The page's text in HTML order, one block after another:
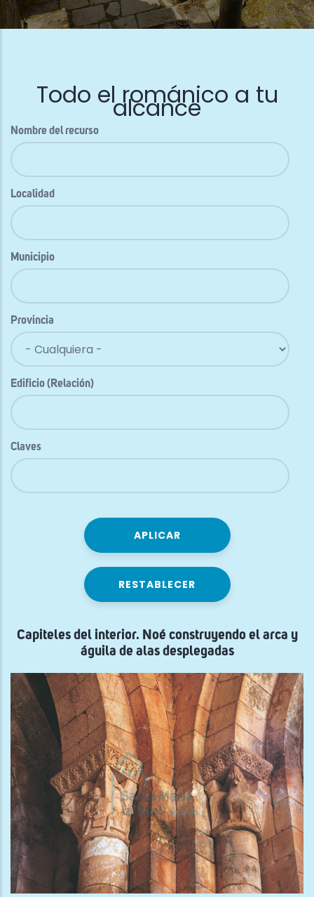
Todo el románico a tu
alcance
Nombre del recurso
Localidad
Municipio
Provincia
Edificio (Relación)
Claves
Capiteles del interior. Noé construyendo el arca y
águila de alas desplegadas